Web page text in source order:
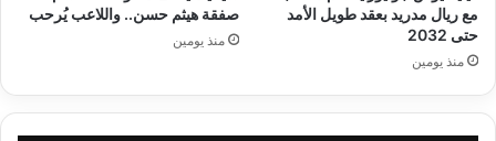
مع ريال مدريد بعقد طويل الأمد
حتى 2032
منذ يومين
صفقة هيثم حسن.. واللاعب يُرحب
منذ يومين